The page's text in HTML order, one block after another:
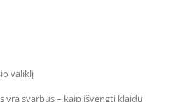
valiklį
yra svarbus – kaip išvengti klaidų